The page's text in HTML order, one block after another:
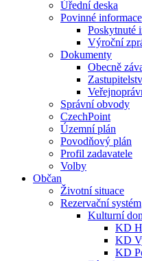
Úřední deska
Povinné informace
Poskytnuté
Výroční
Dokumenty
Obecně
Správní obvody
CzechPoint
Územní plán
Povodňový plán
Profil zadavatele
Volby
Občan
Životní situace
Rezervační systém
Kulturní
KD
KD
KD